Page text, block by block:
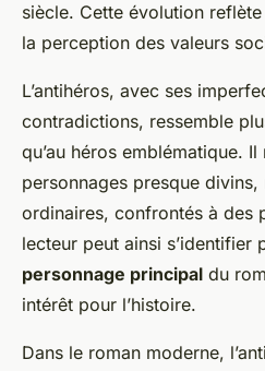
siècle. Cette évolution
la perception des valeurs
L’antihéros, avec ses
contradictions, ressemble
qu’au héros emblématique. Il
personnages presque
ordinaires, confrontés à des
lecteur peut ainsi s’identifier
personnage principal du
intérêt pour l’histoire.
Dans le roman moderne,